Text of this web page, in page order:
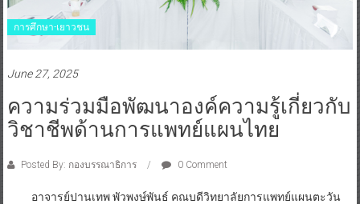
การศึกษา-เยาวชน
June 27, 2025
ความร่วมมือพัฒนาองค์ความรู้เกี่ยวกับ
วิชาชีพด้านการแพทย์แผนไทย
Posted By: กองบรรณาธิการ 0 Comment
อาจารย์ปานเทพ พัวพงษ์พันธ์ คณบดีวิทยาลัยการแพทย์แผนตะวัน